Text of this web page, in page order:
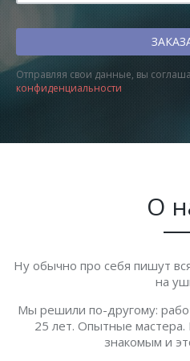
Отправляя свои данные, вы
конфиденциальности
О
Ну обычно про себя пишут
на
Мы решили по-другому:
25 лет. Опытные
знакомым и